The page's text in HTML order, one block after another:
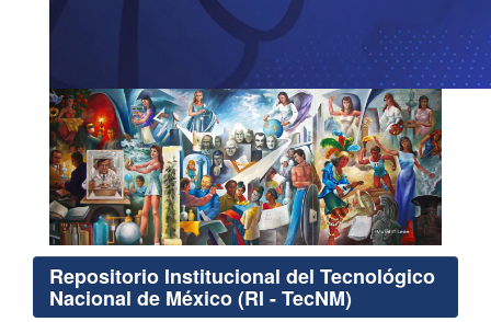
Repositorio Institucional del Tecnológico
Nacional de México (RI - TecNM)